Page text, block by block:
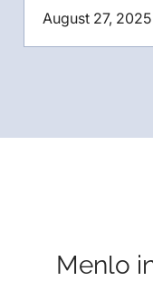
August 27, 2025
Menlo